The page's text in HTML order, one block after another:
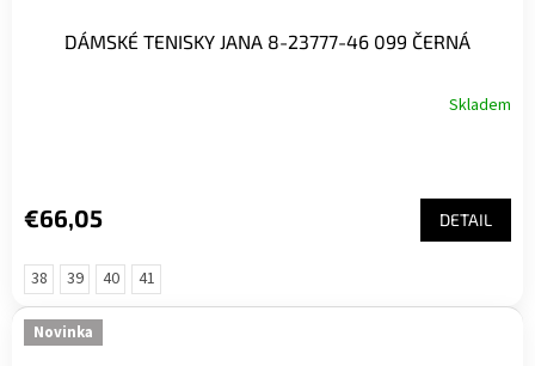
DÁMSKÉ TENISKY JANA 8-23777-46 099 ČERNÁ
Skladem
€66,05 DETAIL
38 39 40 41
Novinka